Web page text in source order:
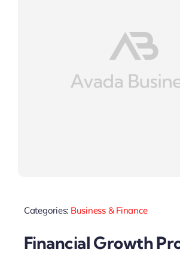
Categories: Business & Finance
Financial Growth